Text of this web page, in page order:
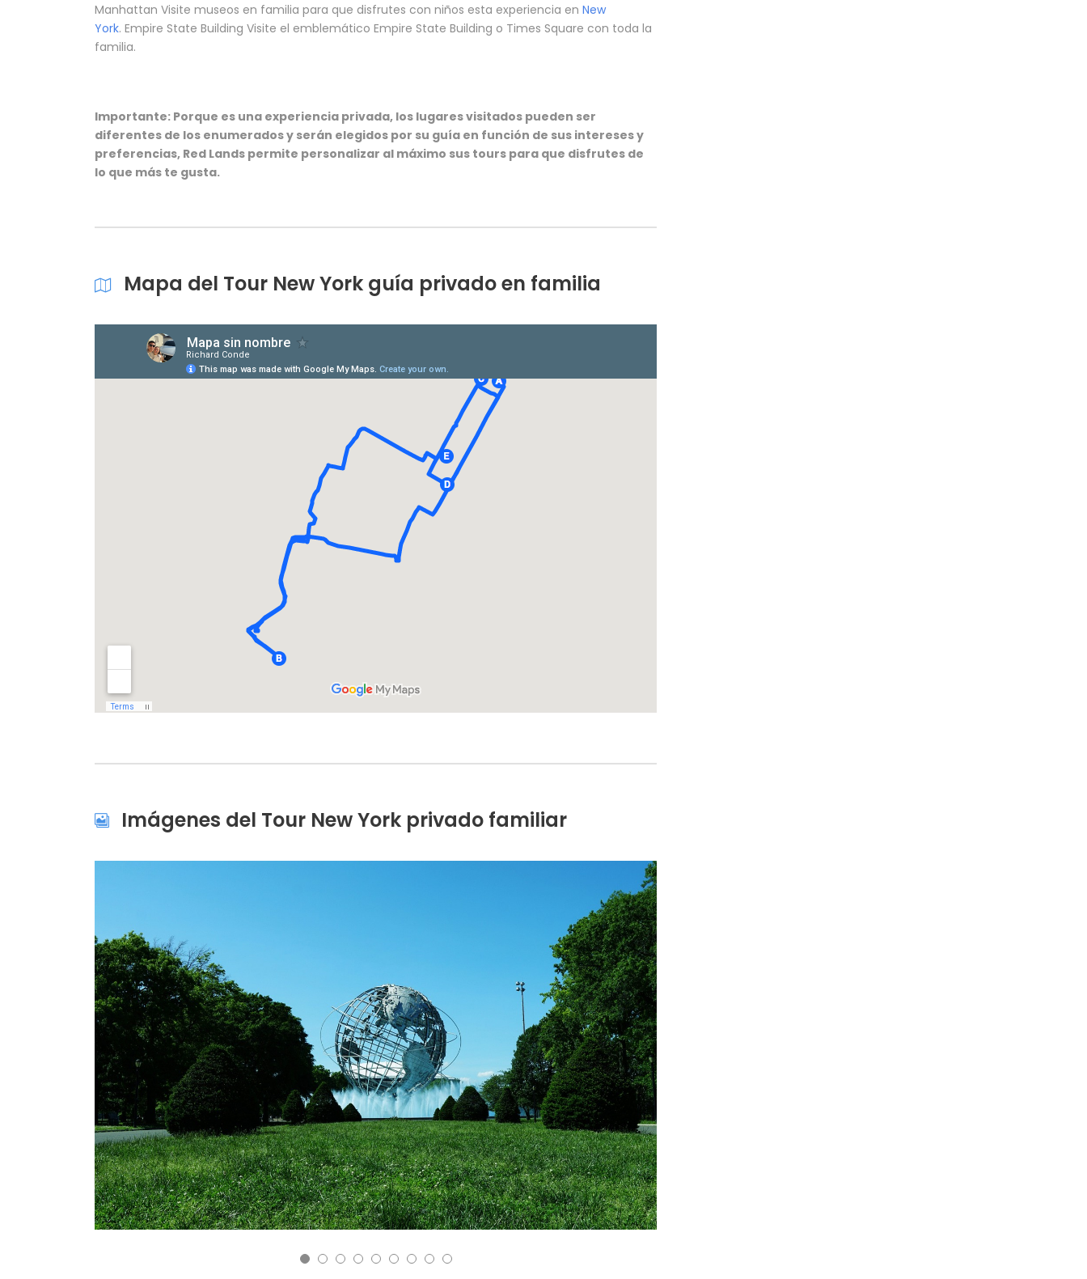
Manhattan Visite museos en familia para que disfrutes con niños esta experiencia en New
York. Empire State Building Visite el emblemático Empire State Building o Times Square con toda la
familia.
Importante: Porque es una experiencia privada, los lugares visitados pueden ser
diferentes de los enumerados y serán elegidos por su guía en función de sus intereses y
preferencias, Red Lands permite personalizar al máximo sus tours para que disfrutes de
lo que más te gusta.
Mapa del Tour New York guía privado en familia
Imágenes del Tour New York privado familiar